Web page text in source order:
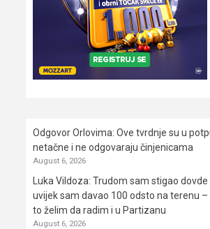
Odgovor Orlovima: ​Ove tvrdnje su u
netačne i ne odgovaraju činjenicama
August 6, 2026
Luka Vildoza: Trudom sam stigao dovde
uvijek sam davao 100 odsto na terenu –
to želim da radim i u Partizanu
August 6, 2026